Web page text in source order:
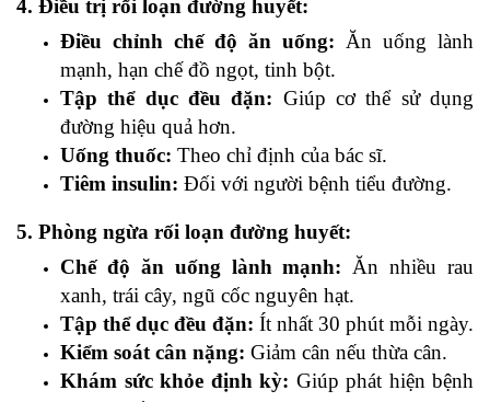
4. Điều trị rối loạn đường huyết:
Điều chỉnh chế độ ăn uống: Ăn uống lành
mạnh, hạn chế đồ ngọt, tinh bột.
Tập thể dục đều đặn: Giúp cơ thể sử dụng
đường hiệu quả hơn.
Uống thuốc: Theo chỉ định của bác sĩ.
Tiêm insulin: Đối với người bệnh tiểu đường.
5. Phòng ngừa rối loạn đường huyết:
Chế độ ăn uống lành mạnh: Ăn nhiều rau
xanh, trái cây, ngũ cốc nguyên hạt.
Tập thể dục đều đặn: Ít nhất 30 phút mỗi ngày.
Kiểm soát cân nặng: Giảm cân nếu thừa cân.
Khám sức khỏe định kỳ: Giúp phát hiện bệnh